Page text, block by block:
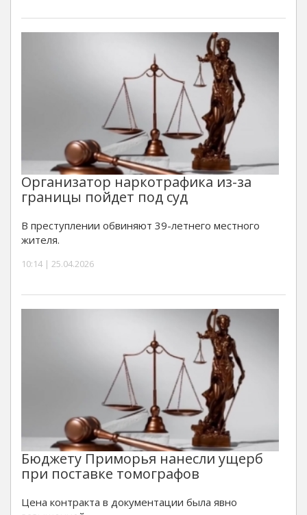
Организатор наркотрафика из-за
границы пойдет под суд
В преступлении обвиняют 39-летнего местного
жителя.
10:14 | 25.04.2026
Бюджету Приморья нанесли ущерб
при поставке томографов
Цена контракта в документации была явно